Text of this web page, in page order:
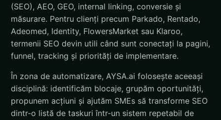
(SEO), AEO, GEO, internal linking, conversie și
măsurare. Pentru clienți precum Parkado, Rentado,
Adeomed, Identity, FlowersMarket sau Klaroo,
termenii SEO devin utili când sunt conectați la pagini,
funnel, tracking și priorități de implementare.
În zona de automatizare, AYSA.ai folosește aceeași
disciplină: identificăm blocaje, grupăm oportunități,
propunem acțiuni și ajutăm SMEs să transforme SEO
dintr-o listă de taskuri într-un sistem repetabil de